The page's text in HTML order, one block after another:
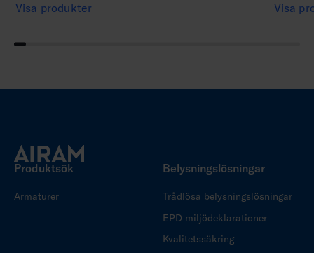
Visa produkter
Visa
Produktsök
Armaturer
Belysningslösningar
Trådlösa belysningslösningar
EPD miljödeklarationer
Kvalitetssäkring